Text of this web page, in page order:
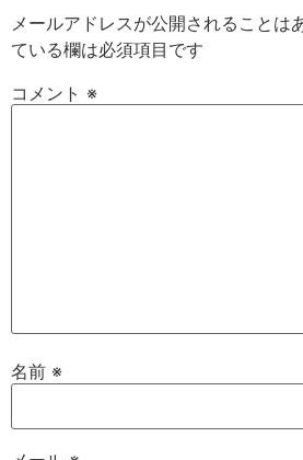
メールアドレスが公開されることは
ている欄は必須項目です
コメント ※
名前 ※